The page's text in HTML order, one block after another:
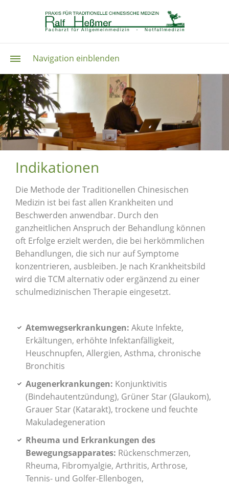
Navigation einblenden
Indikationen
Die Methode der Traditionellen Chinesischen
Medizin ist bei fast allen Krankheiten und
Beschwerden anwendbar. Durch den
ganzheitlichen Anspruch der Behandlung können
oft Erfolge erzielt werden, die bei herkömmlichen
Behandlungen, die sich nur auf Symptome
konzentrieren, ausbleiben. Je nach Krankheitsbild
wird die TCM alternativ oder ergänzend zu einer
schulmedizinischen Therapie eingesetzt.
Atemwegserkrankungen: Akute Infekte,
Erkältungen, erhöhte Infektanfälligkeit,
Heuschnupfen, Allergien, Asthma, chronische
Bronchitis
Augenerkrankungen: Konjunktivitis
(Bindehautentzündung), Grüner Star (Glaukom),
Grauer Star (Katarakt), trockene und feuchte
Makuladegeneration
Rheuma und Erkrankungen des
Bewegungsapparates: Rückenschmerzen,
Rheuma, Fibromyalgie, Arthritis, Arthrose,
Tennis- und Golfer-Ellenbogen,